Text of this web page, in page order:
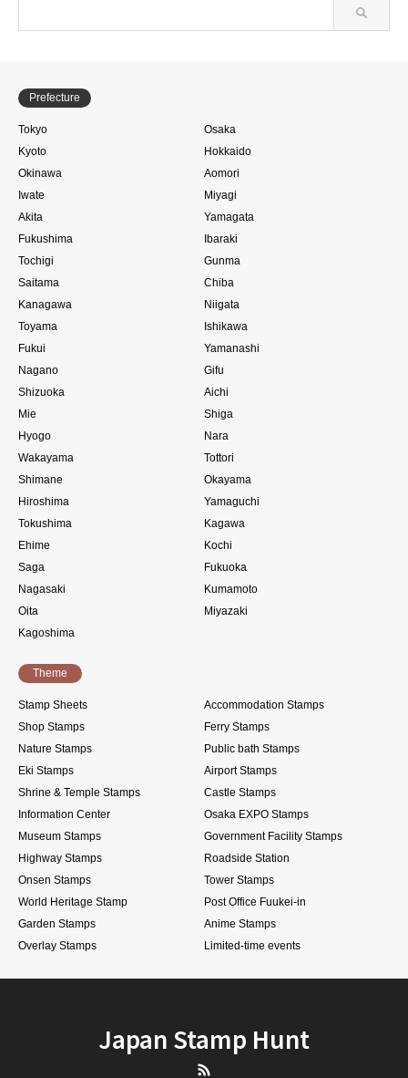
Prefecture
Tokyo
Osaka
Kyoto
Hokkaido
Okinawa
Aomori
Iwate
Miyagi
Akita
Yamagata
Fukushima
Ibaraki
Tochigi
Gunma
Saitama
Chiba
Kanagawa
Niigata
Toyama
Ishikawa
Fukui
Yamanashi
Nagano
Gifu
Shizuoka
Aichi
Mie
Shiga
Hyogo
Nara
Wakayama
Tottori
Shimane
Okayama
Hiroshima
Yamaguchi
Tokushima
Kagawa
Ehime
Kochi
Saga
Fukuoka
Nagasaki
Kumamoto
Oita
Miyazaki
Kagoshima
Theme
Stamp Sheets
Accommodation Stamps
Shop Stamps
Ferry Stamps
Nature Stamps
Public bath Stamps
Eki Stamps
Airport Stamps
Shrine & Temple Stamps
Castle Stamps
Information Center
Osaka EXPO Stamps
Museum Stamps
Government Facility Stamps
Highway Stamps
Roadside Station
Onsen Stamps
Tower Stamps
World Heritage Stamp
Post Office Fuukei-in
Garden Stamps
Anime Stamps
Overlay Stamps
Limited-time events
Japan Stamp Hunt